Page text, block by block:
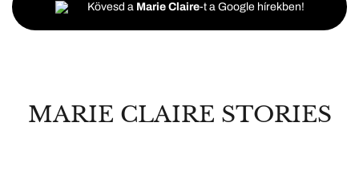
Kövesd a Marie Claire-t a Google hírekben!
MARIE CLAIRE STORIES